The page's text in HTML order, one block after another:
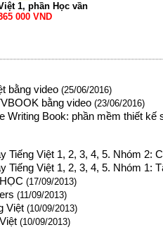
1, phần Học vần
000 VND
bằng video (25/06/2016)
bằng video (23/06/2016)
Book: phần mềm thiết kế
Tiếng Việt 1, 2, 3, 4, 5. Nhóm 2:
Tiếng Việt 1, 2, 3, 4, 5. Nhóm 1:
(17/09/2013)
(11/09/2013)
Việt (10/09/2013)
(10/09/2013)